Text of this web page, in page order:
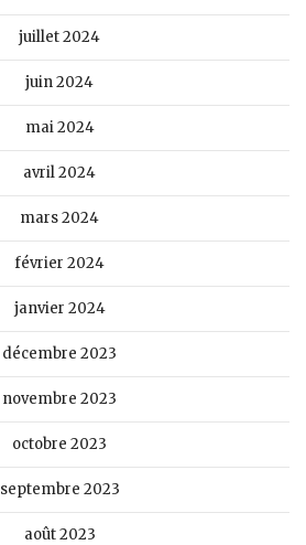
juillet 2024
juin 2024
mai 2024
avril 2024
mars 2024
février 2024
janvier 2024
décembre 2023
novembre 2023
octobre 2023
septembre 2023
août 2023